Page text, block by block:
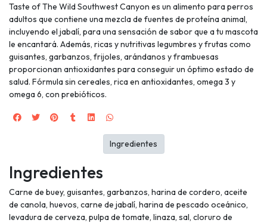
Taste of The Wild Southwest Canyon es un alimento para perros
adultos que contiene una mezcla de fuentes de proteína animal,
incluyendo el jabalí, para una sensación de sabor que a tu mascota
le encantará. Además, ricas y nutritivas legumbres y frutas como
guisantes, garbanzos, frijoles, arándanos y frambuesas
proporcionan antioxidantes para conseguir un óptimo estado de
salud. Fórmula sin cereales, rica en antioxidantes, omega 3 y
omega 6, con prebióticos.
Ingredientes
Carne de buey, guisantes, garbanzos, harina de cordero, aceite
de canola, huevos, carne de jabalí, harina de pescado oceánico,
levadura de cerveza, pulpa de tomate, linaza, sal, cloruro de
Ingredientes